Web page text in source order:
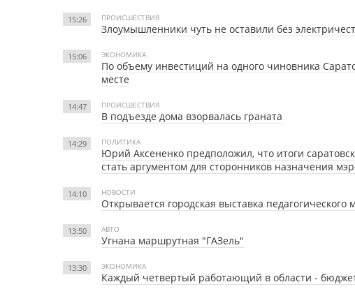
15:26 ПРОИСШЕСТВИЯ
Злоумышленники чуть не оставили без
15:06 ЭКОНОМИКА
По объему инвестиций на одного чиновника
месте
14:47 ПРОИСШЕСТВИЯ
В подъезде дома взорвалась граната
14:29 ПОЛИТИКА
Юрий Аксененко предположил, что итоги
стать аргументом для сторонников назначения
14:10 НОВОСТИ
Открывается городская выставка педагогического
13:50 АВТО
Угнана маршрутная "ГАЗель"
13:30 ЭКОНОМИКА
Каждый четвертый работающий в области -